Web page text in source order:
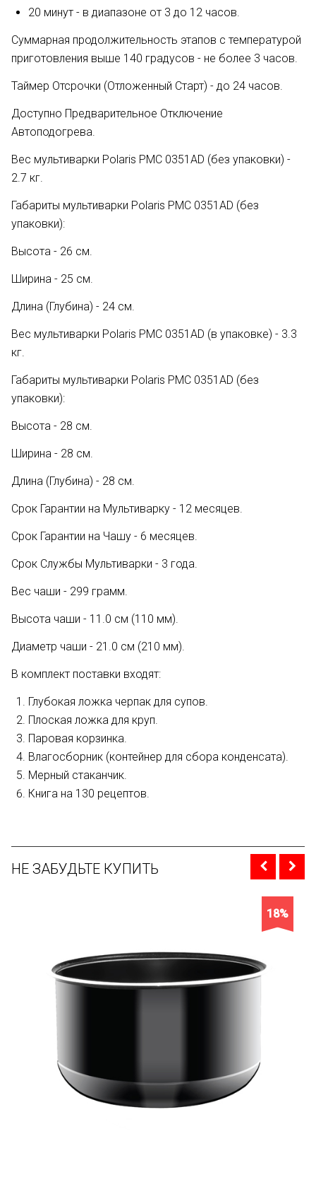
20 минут - в диапазоне от 3 до 12 часов.
Суммарная продолжительность этапов с температурой
приготовления выше 140 градусов - не более 3 часов.
Таймер Отсрочки (Отложенный Старт) - до 24 часов.
Доступно Предварительное Отключение
Автоподогрева.
Вес мультиварки Polaris PMC 0351AD (без упаковки) -
2.7 кг.
Габариты мультиварки Polaris PMC 0351AD (без
упаковки):
Высота - 26 см.
Ширина - 25 см.
Длина (Глубина) - 24 см.
Вес мультиварки Polaris PMC 0351AD (в упаковке) - 3.3
кг.
Габариты мультиварки Polaris PMC 0351AD (без
упаковки):
Высота - 28 см.
Ширина - 28 см.
Длина (Глубина) - 28 см.
Срок Гарантии на Мультиварку - 12 месяцев.
Срок Гарантии на Чашу - 6 месяцев.
Срок Службы Мультиварки - 3 года.
Вес чаши - 299 грамм.
Высота чаши - 11.0 см (110 мм).
Диаметр чаши - 21.0 см (210 мм).
В комплект поставки входят:
Глубокая ложка черпак для супов.
Плоская ложка для круп.
Паровая корзинка.
Влагосборник (контейнер для сбора конденсата).
Мерный стаканчик.
Книга на 130 рецептов.
НЕ ЗАБУДЬТЕ КУПИТЬ
18%